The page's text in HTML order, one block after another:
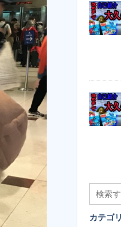
カテゴ